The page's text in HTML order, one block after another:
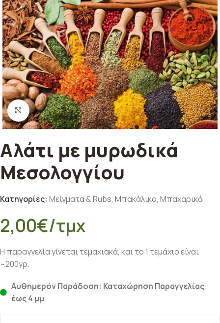
Κλικ για μεγέθυνση
Αλάτι με μυρωδικά
Μεσολογγίου
Κατηγορίες: Μείγματα & Rubs, Μπακάλικο, Μπαχαρικά
2,00€/τμχ
Η παραγγελία γίνεται τεμαχιακά, και το 1 τεμάχιο είναι
~200γρ.
Αυθημερόν Παράδοση: Καταχώρηση Παραγγελίας
έως 4 μμ